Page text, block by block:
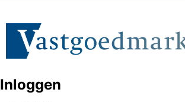
Inloggen